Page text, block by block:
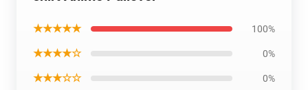
★★★★★ 100%
★★★★☆ 0%
★★★☆☆ 0%